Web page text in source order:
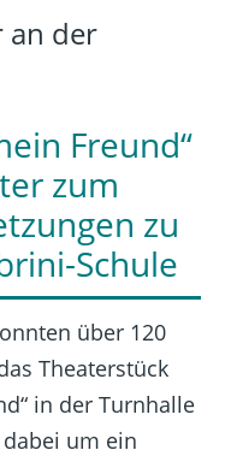
an der
Freund“
zum
zu
Schule
über 120
Theaterstück
in der Turnhalle
um ein